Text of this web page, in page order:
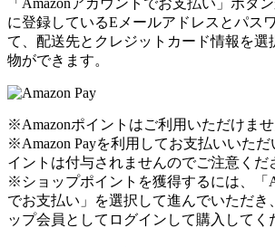
に登録しているEメールアドレスとパス
て、配送先とクレジットカード情報を選
物ができます。
※Amazonポイントはご利用いただけませ
※Amazon Payを利用してお支払いいただ
イントは付与されませんのでご注意くだ
※ショップポイントを獲得するには、「
でお支払い」を選択して進んでいただき
ップ会員としてログインして購入してく